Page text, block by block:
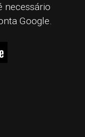
necessário
Google.